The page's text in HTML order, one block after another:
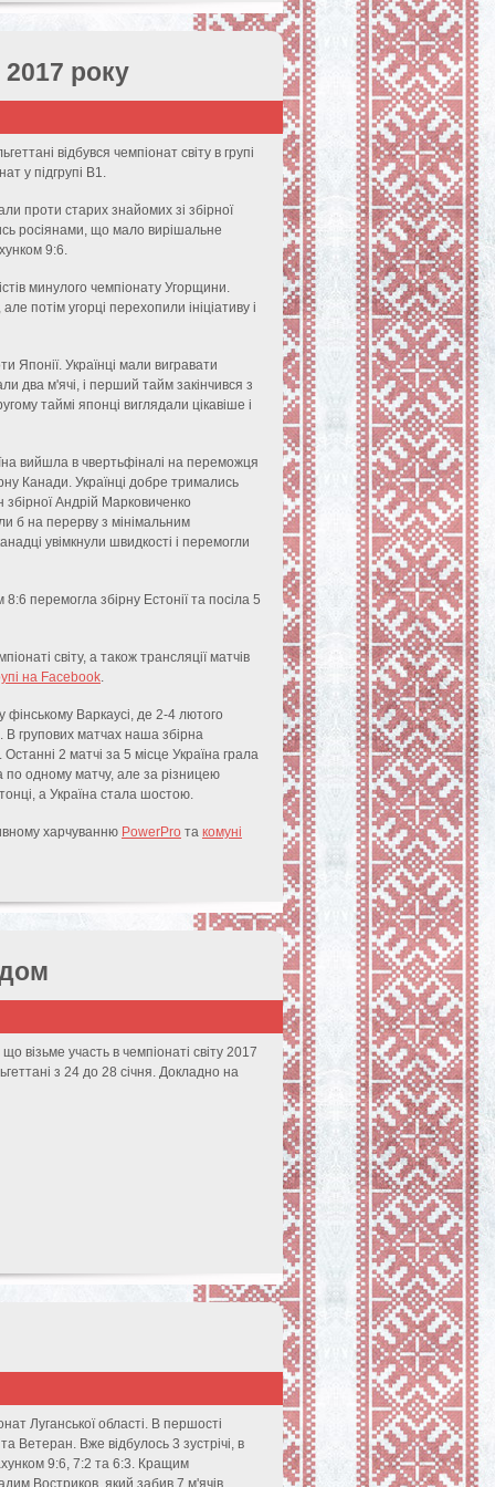
2017 року
відбувся чемпіонат світу в групі
у підгрупі В1.
проти старих знайомих зі збірної
росіянами, що мало вирішальне
9:6.
минулого чемпіонату Угорщини.
потім угорці перехопили ініціативу і
Японії. Українці мали вигравати
два м'ячі, і перший тайм закінчився з
таймі японці виглядали цікавіше і
вийшла в чвертьфіналі на переможця
Канади. Українці добре тримались
Андрій Марковиченко
б на перерву з мінімальним
увімкнули швидкості і перемогли
перемогла збірну Естонії та посіла 5
світу, а також трансляції матчів
на Facebook.
фінському Варкаусі, де 2-4 лютого
В групових матчах наша збірна
2 матчі за 5 місце Україна грала
по одному матчу, але за різницею
а Україна стала шостою.
харчуванню PowerPro та комуні
візьме участь в чемпіонаті світу 2017
з 24 до 28 січня. Докладно на
Луганської області. В першості
Ветеран. Вже відбулось 3 зустрічі, в
9:6, 7:2 та 6:3. Кращим
Востриков, який забив 7 м'ячів.